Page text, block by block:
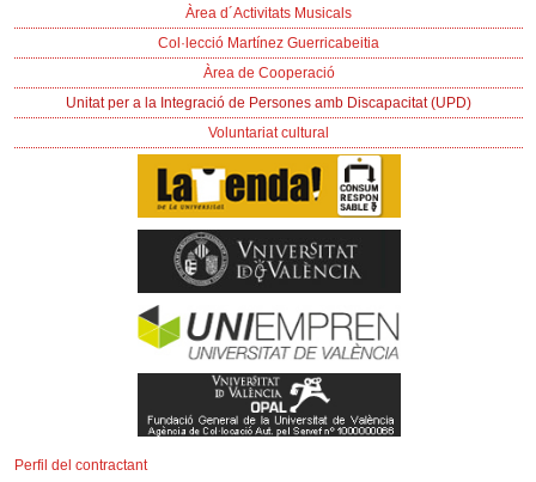
Àrea d´Activitats Musicals
Col·lecció Martínez Guerricabeitia
Àrea de Cooperació
Unitat per a la Integració de Persones amb Discapacitat (UPD)
Voluntariat cultural
Perfil del contractant